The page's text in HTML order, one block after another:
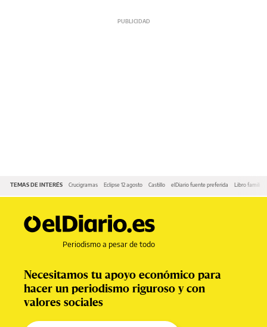
TEMAS DE INTERÉS Crucigramas Eclipse 12 agosto Castillo elDiario fuente preferida Libro familia
Periodismo a pesar de todo
Necesitamos tu apoyo económico para
hacer un periodismo riguroso y con
valores sociales